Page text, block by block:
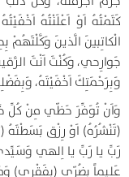
كَتَمْتُهُ اَوْ اَعْلَنْتُهُ
الْكاتِبينَ الَّذينَ
جَوارِحي، وَكُنْتَ اَنْتَ
وَبِرَحْمَتِكَ اَخْفَيْتَهُ،
وَاَنْ تُوَفِّرَ حَظّي مِنْ كُلِّ
(تَنْشُرُهُ) اَوْ رِزْق بَسَطْتَهُ
رَبِّ يا رَبِّ يا اِلهي
عَليماً بِضُرّى (بِفَقْرى)